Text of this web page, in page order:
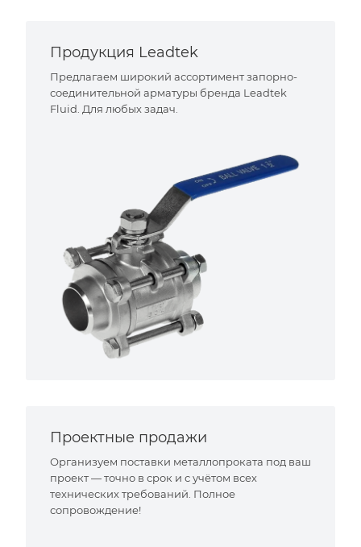
Продукция Leadtek
Предлагаем широкий ассортимент запорно-
соединительной арматуры бренда Leadtek
Fluid. Для любых задач.
Проектные продажи
Организуем поставки металлопроката под ваш
проект — точно в срок и с учётом всех
технических требований. Полное
сопровождение!